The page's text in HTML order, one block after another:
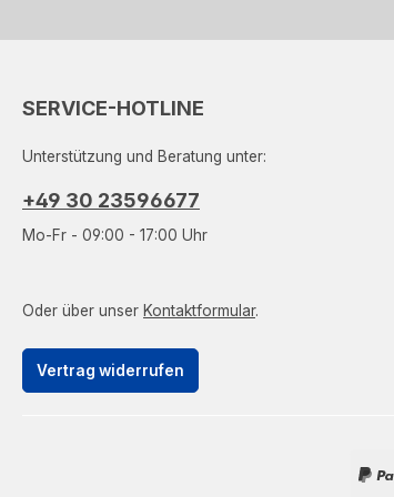
SERVICE-HOTLINE
Unterstützung und Beratung unter:
+49 30 23596677
Mo-Fr - 09:00 - 17:00 Uhr
Oder über unser Kontaktformular.
Vertrag widerrufen